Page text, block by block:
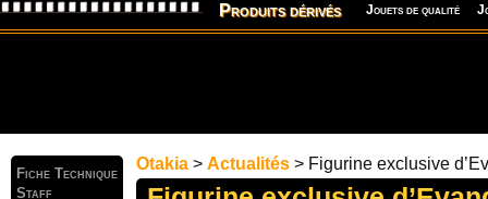
Produits dérivés Jouets de qualité
Fiche Technique
Staff
Otakia > Actualités > Figurine exclusive